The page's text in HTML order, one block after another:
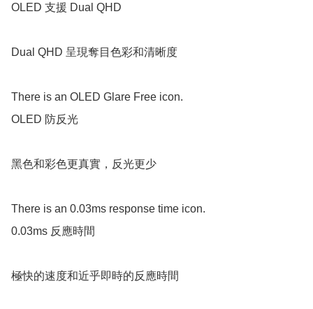
OLED 支援 Dual QHD
Dual QHD 呈現奪目色彩和清晰度
There is an OLED Glare Free icon.
OLED 防反光
黑色和彩色更真實，反光更少
There is an 0.03ms response time icon.
0.03ms 反應時間
極快的速度和近乎即時的反應時間